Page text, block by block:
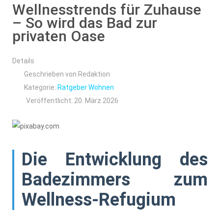
Wellnesstrends für Zuhause
– So wird das Bad zur
privaten Oase
Details
Geschrieben von Redaktion
Kategorie: Ratgeber Wohnen
Veröffentlicht: 20. März 2026
Die Entwicklung des
Badezimmers zum
Wellness-Refugium